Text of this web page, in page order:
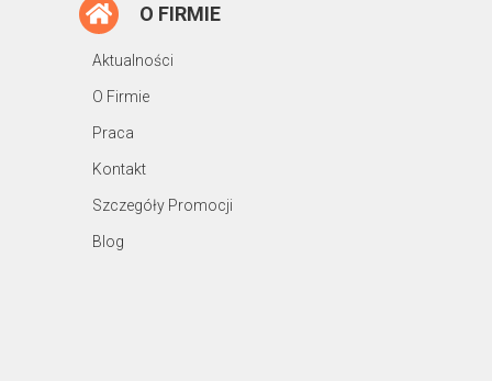
O FIRMIE
Aktualności
O Firmie
Praca
Kontakt
Szczegóły Promocji
Blog